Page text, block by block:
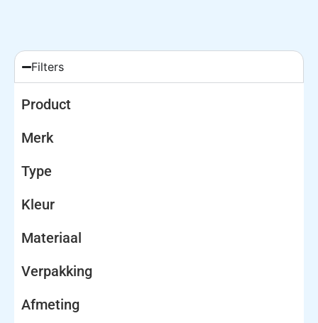
Filters
Product
Merk
Type
Kleur
Materiaal
Verpakking
Afmeting